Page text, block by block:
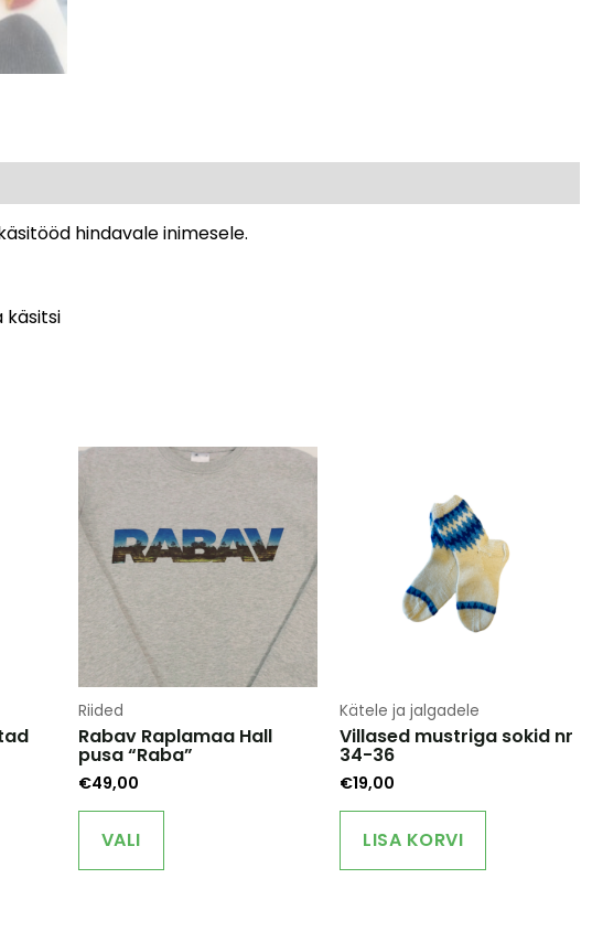
hindavale inimesele.
käsitsi
Riided
Rabav Raplamaa Hall
pusa “Raba”
€49,00
VALI
This
Kätele ja jalgadele
Villased mustriga sokid nr
34-36
€19,00
LISA KORVI